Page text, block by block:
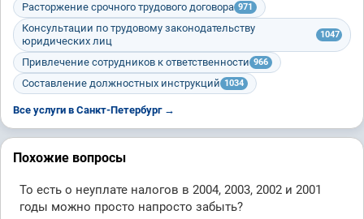
Расторжение срочного трудового договора 971
Консультации по трудовому законодательству
юридических лиц
1047
Привлечение сотрудников к ответственности 966
Составление должностных инструкций 1034
Все услуги в Санкт-Петербург →
Похожие вопросы
То есть о неуплате налогов в 2004, 2003, 2002 и 2001
годы можно просто напросто забыть?